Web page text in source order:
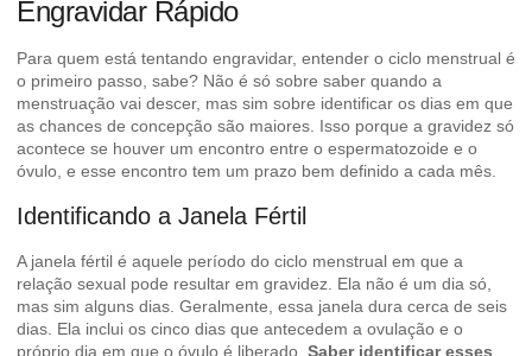
Engravidar Rápido
Para quem está tentando engravidar, entender o ciclo menstrual é
o primeiro passo, sabe? Não é só sobre saber quando a
menstruação vai descer, mas sim sobre identificar os dias em que
as chances de concepção são maiores. Isso porque a gravidez só
acontece se houver um encontro entre o espermatozoide e o
óvulo, e esse encontro tem um prazo bem definido a cada mês.
Identificando a Janela Fértil
A janela fértil é aquele período do ciclo menstrual em que a
relação sexual pode resultar em gravidez. Ela não é um dia só,
mas sim alguns dias. Geralmente, essa janela dura cerca de seis
dias. Ela inclui os cinco dias que antecedem a ovulação e o
próprio dia em que o óvulo é liberado. Saber identificar esses